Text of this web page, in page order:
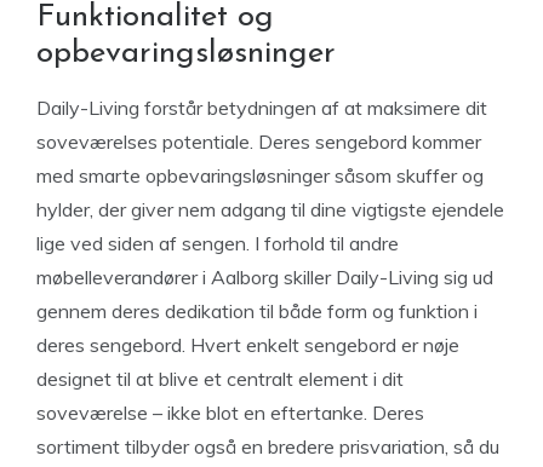
Funktionalitet og
opbevaringsløsninger
Daily-Living forstår betydningen af at maksimere dit
soveværelses potentiale. Deres sengebord kommer
med smarte opbevaringsløsninger såsom skuffer og
hylder, der giver nem adgang til dine vigtigste ejendele
lige ved siden af sengen. I forhold til andre
møbelleverandører i Aalborg skiller Daily-Living sig ud
gennem deres dedikation til både form og funktion i
deres sengebord. Hvert enkelt sengebord er nøje
designet til at blive et centralt element i dit
soveværelse – ikke blot en eftertanke. Deres
sortiment tilbyder også en bredere prisvariation, så du